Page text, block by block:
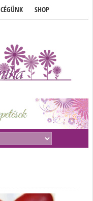
CÉGÜNK SHOP